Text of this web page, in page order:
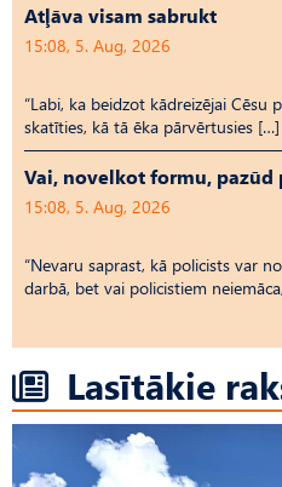
Atļāva visam sabrukt
15:08, 5. Aug, 2026
“Labi, ka beidzot kādreizējai Cēsu
skatīties, kā tā ēka pārvērtusies […]
Vai, novelkot formu, pazūd
15:08, 5. Aug, 2026
“Nevaru saprast, kā policists var
darbā, bet vai policistiem
Lasītākie